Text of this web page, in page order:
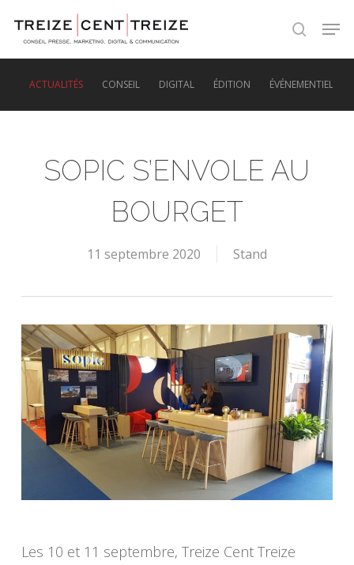
search
ACTUALITÉS CONSEIL DIGITAL ÉDITION ÉVÉNEMENTIEL
SOPIC S’ENVOLE AU
BOURGET
11 septembre 2020 Stand
Les 10 et 11 septembre, Treize Cent Treize